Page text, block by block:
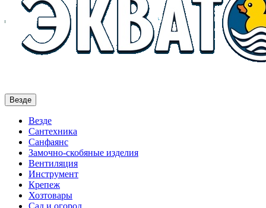
Везде
Везде
Сантехника
Санфаянс
Замочно-скобяные изделия
Вентиляция
Инструмент
Крепеж
Хозтовары
Сад и огород